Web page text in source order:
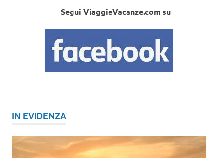
Segui ViaggieVacanze.com su
IN EVIDENZA